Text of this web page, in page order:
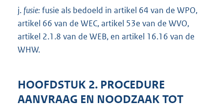
j. fusie: fusie als bedoeld in artikel 64 van de WPO,
artikel 66 van de WEC, artikel 53e van de WVO,
artikel 2.1.8 van de WEB, en artikel 16.16 van de
WHW.
HOOFDSTUK 2. PROCEDURE
AANVRAAG EN NOODZAAK TOT